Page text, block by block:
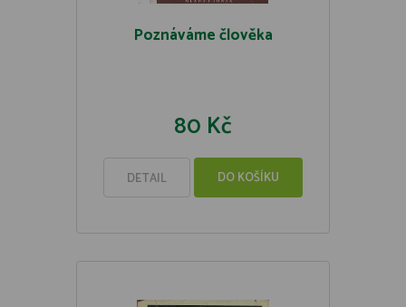
Poznáváme člověka
80 Kč
DETAIL DO KOŠÍKU